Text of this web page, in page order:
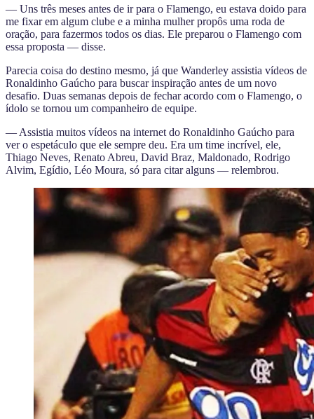
— Uns três meses antes de ir para o Flamengo, eu estava doido para
me fixar em algum clube e a minha mulher propôs uma roda de
oração, para fazermos todos os dias. Ele preparou o Flamengo com
essa proposta — disse.
Parecia coisa do destino mesmo, já que Wanderley assistia vídeos de
Ronaldinho Gaúcho para buscar inspiração antes de um novo
desafio. Duas semanas depois de fechar acordo com o Flamengo, o
ídolo se tornou um companheiro de equipe.
— Assistia muitos vídeos na internet do Ronaldinho Gaúcho para
ver o espetáculo que ele sempre deu. Era um time incrível, ele,
Thiago Neves, Renato Abreu, David Braz, Maldonado, Rodrigo
Alvim, Egídio, Léo Moura, só para citar alguns — relembrou.